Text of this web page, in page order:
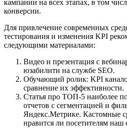
кампании на всех этапах, в том
конверсии.
Для привлечение современных
тестирования и изменения KPI
следующими материалами:
Видео и презентация с
юзабилити на службе SEO.
Обучающий ролик: KPI
сравнение их эффективности.
Статья про ТОП-5 наиболее
отчетов с сегментацией и
Яндекс.Метрике. Кастомные
нравится ли посетителям наш